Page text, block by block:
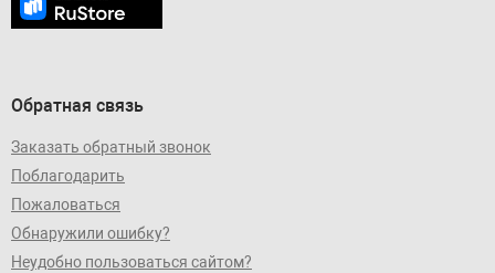
Обратная связь
Заказать обратный звонок
Поблагодарить
Пожаловаться
Обнаружили ошибку?
Неудобно пользоваться сайтом?